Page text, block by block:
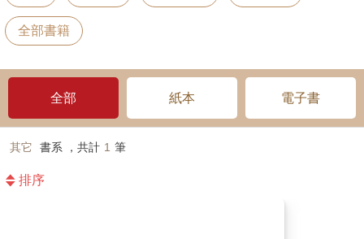
全部書籍
全部 紙本 電子書
其它 書系 ，共計 1 筆
排序